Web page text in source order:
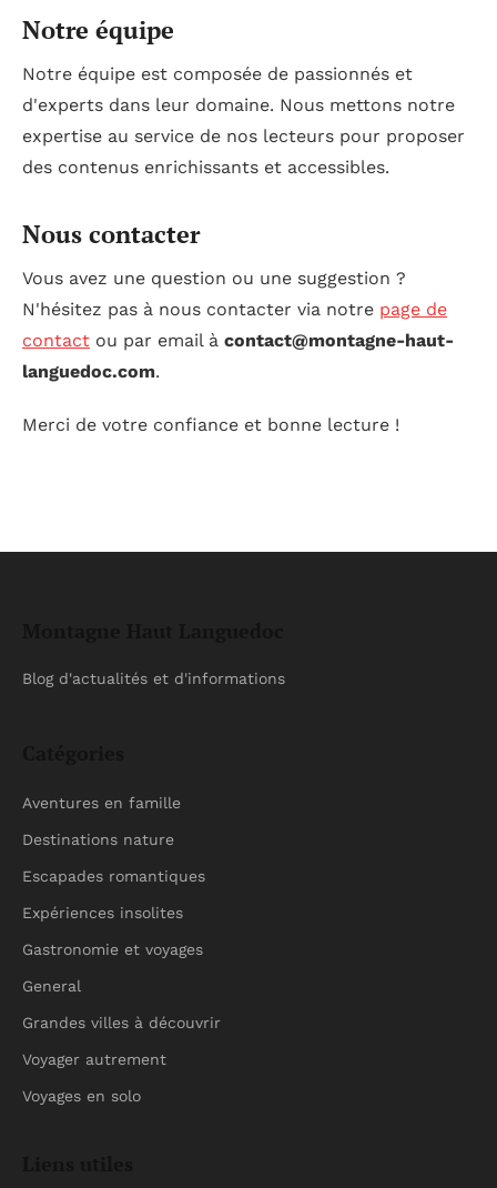
Notre équipe
Notre équipe est composée de passionnés et
d'experts dans leur domaine. Nous mettons notre
expertise au service de nos lecteurs pour proposer
des contenus enrichissants et accessibles.
Nous contacter
Vous avez une question ou une suggestion ?
N'hésitez pas à nous contacter via notre page de
contact ou par email à contact@montagne-haut-
languedoc.com.
Merci de votre confiance et bonne lecture !
Blog d'actualités et d'informations
Aventures en famille
Destinations nature
Escapades romantiques
Expériences insolites
Gastronomie et voyages
General
Grandes villes à découvrir
Voyager autrement
Voyages en solo